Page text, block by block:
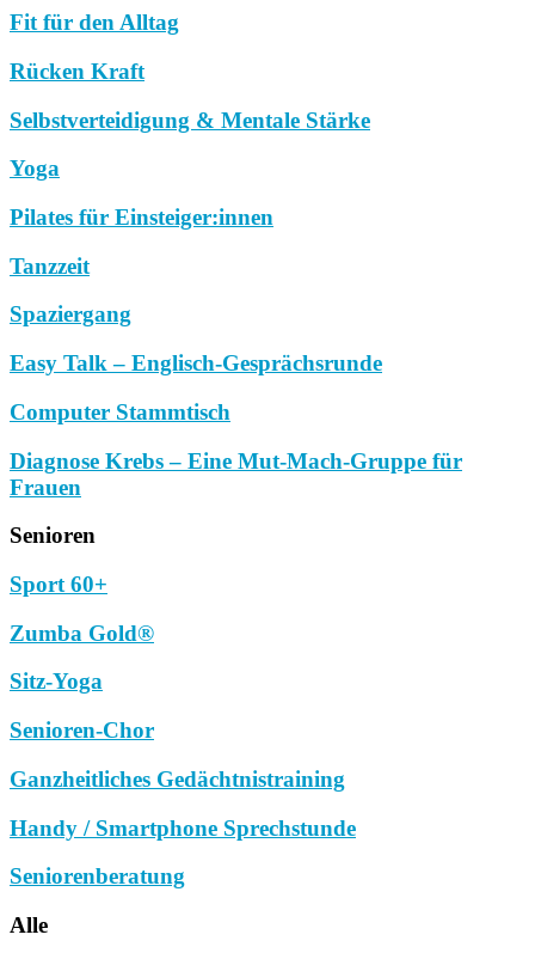
Fit für den Alltag
Rücken Kraft
Selbstverteidigung & Mentale Stärke
Yoga
Pilates für Einsteiger:innen
Tanzzeit
Spaziergang
Easy Talk – Englisch-Gesprächsrunde
Computer Stammtisch
Diagnose Krebs – Eine Mut-Mach-Gruppe für
Frauen
Senioren
Sport 60+
Zumba Gold®
Sitz-Yoga
Senioren-Chor
Ganzheitliches Gedächtnistraining
Handy / Smartphone Sprechstunde
Seniorenberatung
Alle